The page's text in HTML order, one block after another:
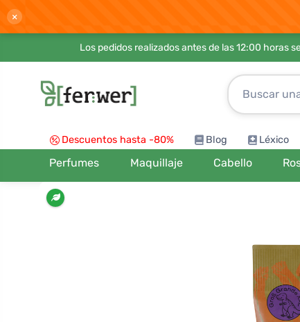
×
Los pedidos realizados antes de las 12:00 horas
Descuentos hasta -80% Blog Léxico
Perfumes Maquillaje Cabello